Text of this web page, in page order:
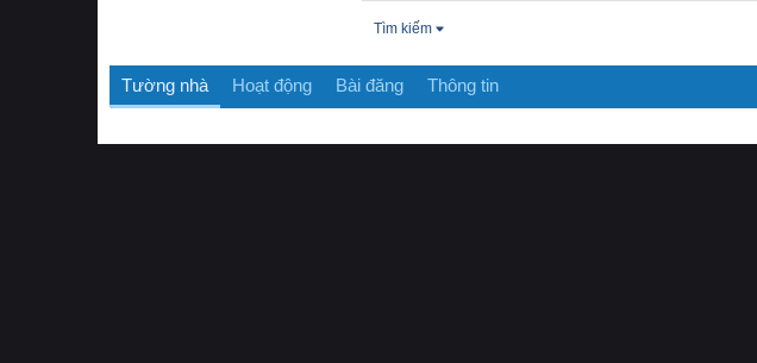
Tìm kiếm
Tường nhà Hoạt động Bài đăng Thông tin